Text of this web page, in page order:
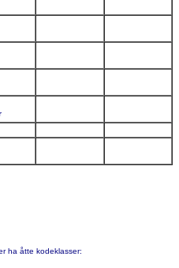
ha åtte kodeklasser: